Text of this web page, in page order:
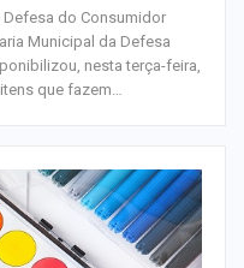
Defesa do Consumidor
Municipal da Defesa
nesta terça-feira,
que fazem…